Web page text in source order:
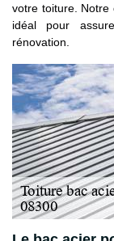
votre toiture. Notre
idéal pour
rénovation.